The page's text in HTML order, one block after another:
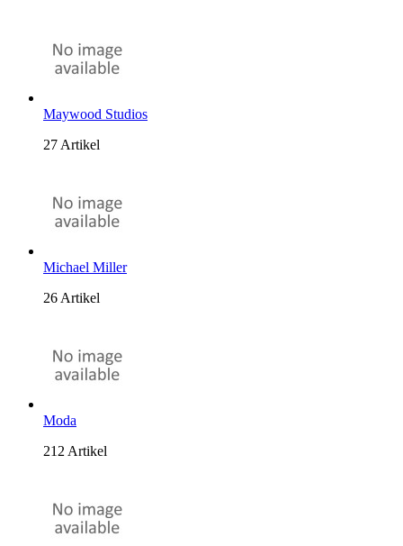
Maywood Studios
27 Artikel
Michael Miller
26 Artikel
Moda
212 Artikel